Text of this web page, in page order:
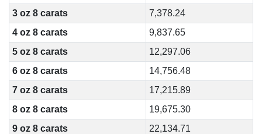
3 oz 8 carats
7,378.24
4 oz 8 carats
9,837.65
5 oz 8 carats
12,297.06
6 oz 8 carats
14,756.48
7 oz 8 carats
17,215.89
8 oz 8 carats
19,675.30
9 oz 8 carats
22,134.71